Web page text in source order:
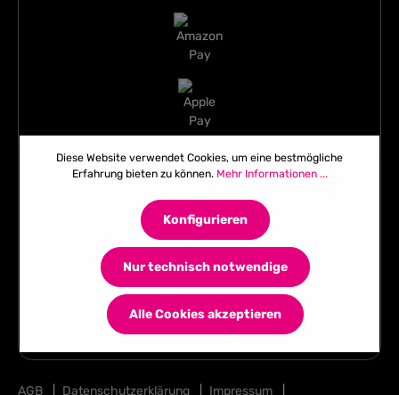
AGB Datenschutzerklärung Impressum
Diese Website verwendet Cookies, um eine bestmögliche
Erfahrung bieten zu können. Mehr Informationen ...
Nur technisch notwendige
Konfigurieren
Alle Cookies akzeptieren